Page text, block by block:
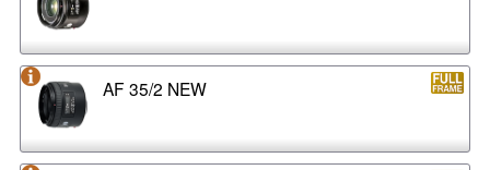
AF 35/2 NEW